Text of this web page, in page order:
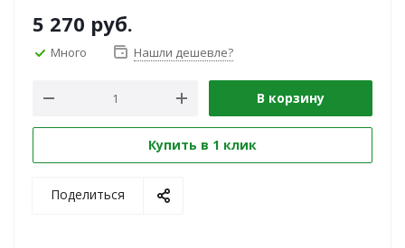
5 270 руб.
Много Нашли дешевле?
В корзину
Купить в 1 клик
Поделиться